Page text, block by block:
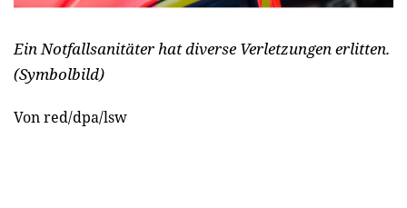
Ein Notfallsanitäter hat diverse Verletzungen erlitten.
(Symbolbild)
Von red/dpa/lsw